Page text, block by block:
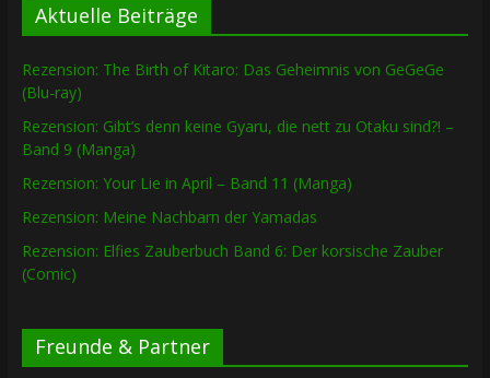
Aktuelle Beiträge
Rezension: The Birth of Kitaro: Das Geheimnis von GeGeGe
(Blu-ray)
Rezension: Gibt’s denn keine Gyaru, die nett zu Otaku sind?! –
Band 9 (Manga)
Rezension: Your Lie in April – Band 11 (Manga)
Rezension: Meine Nachbarn der Yamadas
Rezension: Elfies Zauberbuch Band 6: Der korsische Zauber
(Comic)
Freunde & Partner